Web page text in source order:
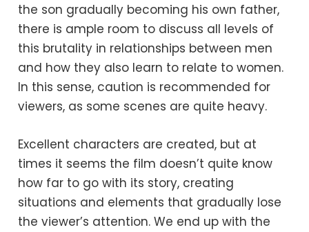
the son gradually becoming his own father,
there is ample room to discuss all levels of
this brutality in relationships between men
and how they also learn to relate to women.
In this sense, caution is recommended for
viewers, as some scenes are quite heavy.
Excellent characters are created, but at
times it seems the film doesn’t quite know
how far to go with its story, creating
situations and elements that gradually lose
the viewer’s attention. We end up with the